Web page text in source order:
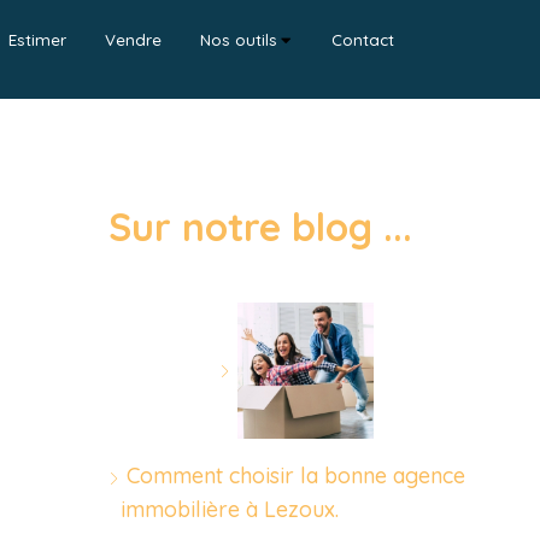
Estimer Vendre Nos outils Contact
Sur notre blog ...
Comment choisir la bonne agence
immobilière à Lezoux.